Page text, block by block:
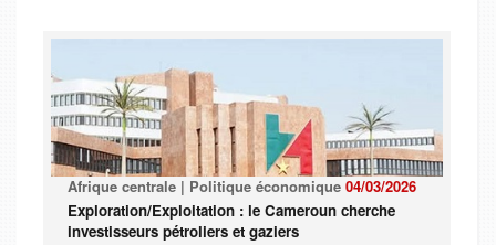
Afrique centrale | Politique économique 04/03/2026
Exploration/Exploitation : le Cameroun cherche
investisseurs pétroliers et gaziers